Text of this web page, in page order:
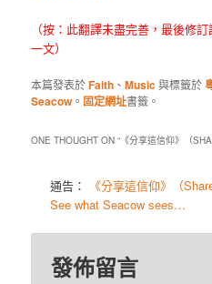
（按：此翻譯未盡完善，最後修訂
一文）
本篇發表於Faith 、Music與標籤於
Seacow 。 固定網址書籤。
ONE THOUGHT ON “ 《分享這信仰》（
通告：
《分享這信仰》（
See what Seacow sees…
發佈留言